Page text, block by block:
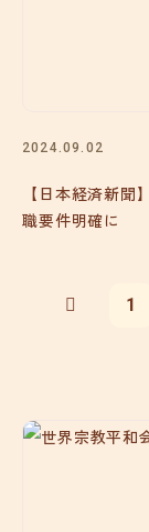
2024.09.02
【日本経済新
職要件明確に
1